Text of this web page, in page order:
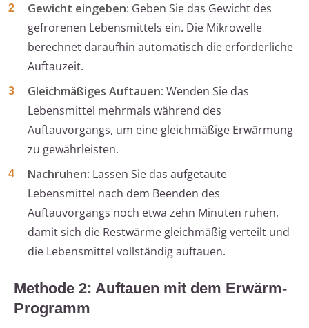
Gewicht eingeben: Geben Sie das Gewicht des
gefrorenen Lebensmittels ein. Die Mikrowelle
berechnet daraufhin automatisch die erforderliche
Auftauzeit.
Gleichmäßiges Auftauen: Wenden Sie das
Lebensmittel mehrmals während des
Auftauvorgangs, um eine gleichmäßige Erwärmung
zu gewährleisten.
Nachruhen: Lassen Sie das aufgetaute
Lebensmittel nach dem Beenden des
Auftauvorgangs noch etwa zehn Minuten ruhen,
damit sich die Restwärme gleichmäßig verteilt und
die Lebensmittel vollständig auftauen.
Methode 2: Auftauen mit dem Erwärm-
Programm